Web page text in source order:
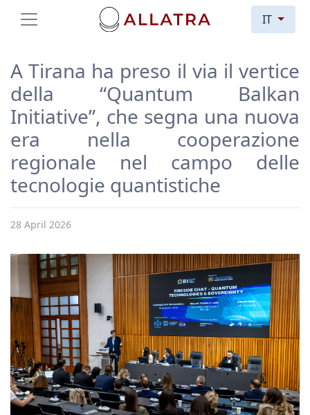
IT
A Tirana ha preso il via il vertice
della “Quantum Balkan
Initiative”, che segna una nuova
era nella cooperazione
regionale nel campo delle
tecnologie quantistiche
28 April 2026